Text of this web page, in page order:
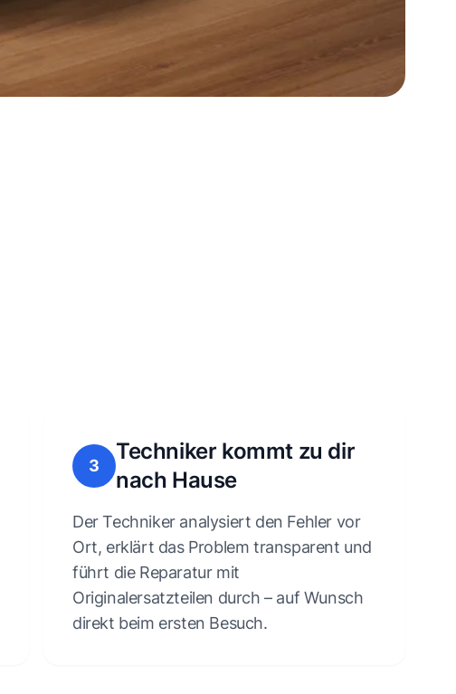
3
Techniker kommt zu dir
nach Hause
Der Techniker analysiert den Fehler vor
Ort, erklärt das Problem transparent und
führt die Reparatur mit
Originalersatzteilen durch – auf Wunsch
direkt beim ersten Besuch.